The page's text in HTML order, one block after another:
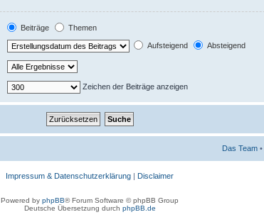
Beiträge
Themen
Aufsteigend Absteigend
Zeichen der Beiträge anzeigen
Das Team •
Impressum & Datenschutzerklärung | Disclaimer
Powered by phpBB® Forum Software © phpBB Group
Deutsche Übersetzung durch phpBB.de